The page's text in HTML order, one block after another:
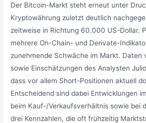
Der Bitcoin-Markt steht erneut unter
Kryptowährung zuletzt deutlich
zeitweise in Richtung 60.000 US-Dollar.
mehrere On-Chain- und Derivate-
zunehmende Schwäche im Markt. Daten
sowie Einschätzungen des Analysten
dass vor allem Short-Positionen aktuell
Entscheidend sind dabei Entwicklungen
beim Kauf-/Verkaufsverhältnis sowie bei
drei Kennzahlen, die oft frühzeitig